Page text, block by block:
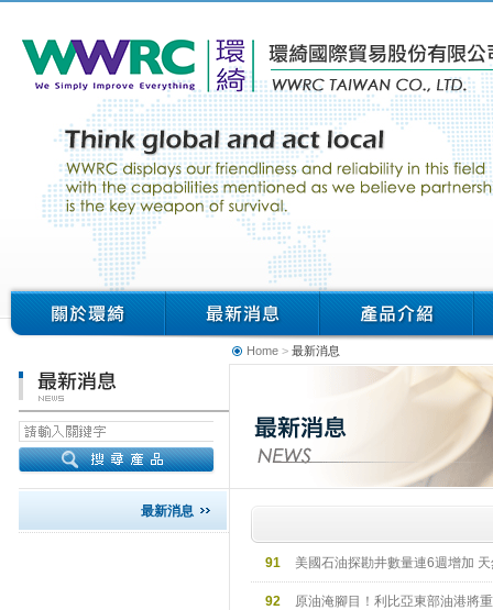
最新消息
Home > 最新消息
91 美國石油探勘井數量連6週增加
92 原油淹腳目！利比亞東部油港將